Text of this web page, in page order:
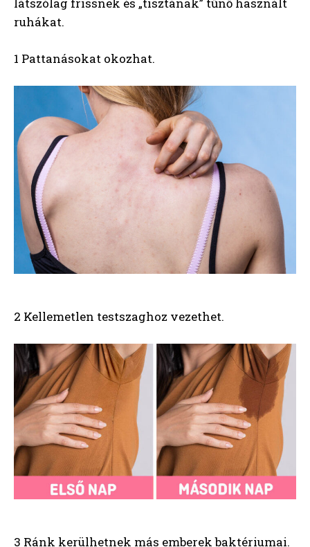
ruhákat.
1 Pattanásokat okozhat.
2 Kellemetlen testszaghoz vezethet.
3 Ránk kerülhetnek más emberek baktériumai.